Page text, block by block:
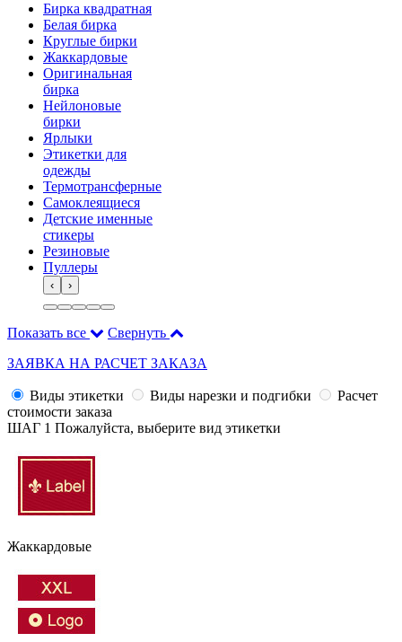
Бирка квадратная
Белая бирка
Круглые бирки
Жаккардовые
Оригинальная
бирка
Нейлоновые
бирки
Ярлыки
Этикетки для
одежды
Термотрансферные
Самоклеящиеся
Детские именные
стикеры
Резиновые
Пуллеры
‹ ›
Показать все
Свернуть
ЗАЯВКА НА РАСЧЕТ ЗАКАЗА
Виды этикетки Виды нарезки и подгибки
Расчет
стоимости заказа
ШАГ 1 Пожалуйста, выберите вид этикетки
Жаккардовые